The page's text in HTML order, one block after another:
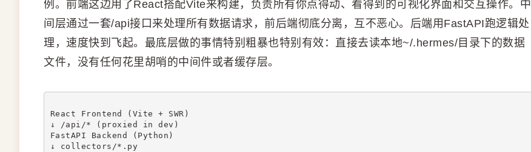
例。前端这边用了React搭配Vite来构建，负责所有你点得动、看得到的可视化界面和交互操作。中
间层通过一套/api接口来处理所有数据请求，前后端彻底分离，互不恶心。后端用FastAPI跑逻辑处
理，速度快到飞起。最底层做的事情特别粗暴也特别有效：直接去读本地~/.hermes/目录下的数据
文件，没有任何花里胡哨的中间件或者缓存层。
React Frontend (Vite + SWR)
↓ /api/* (proxied in dev)
FastAPI Backend (Python)
↓ collectors/*.py